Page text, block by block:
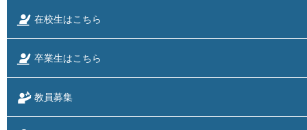
在校生はこちら
卒業生はこちら
教員募集